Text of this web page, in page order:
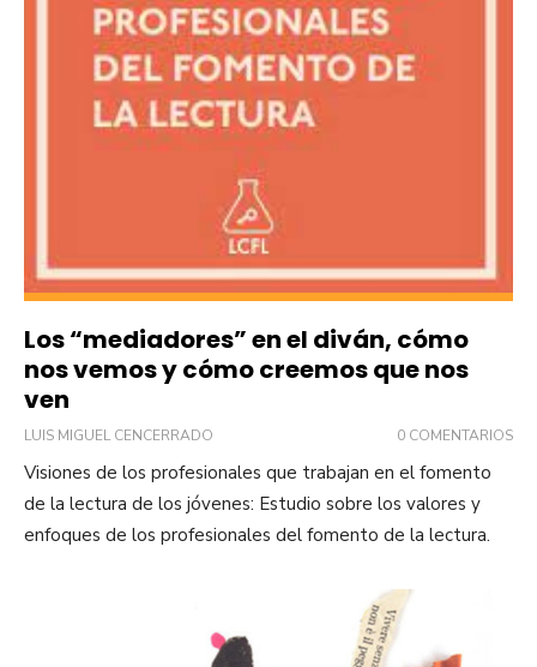
Los “mediadores” en el diván, cómo
nos vemos y cómo creemos que nos
ven
LUIS MIGUEL CENCERRADO 0 COMENTARIOS
Visiones de los profesionales que trabajan en el fomento
de la lectura de los jóvenes: Estudio sobre los valores y
enfoques de los profesionales del fomento de la lectura.